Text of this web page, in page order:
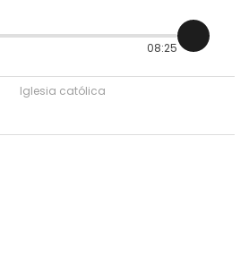
08:25
Iglesia católica